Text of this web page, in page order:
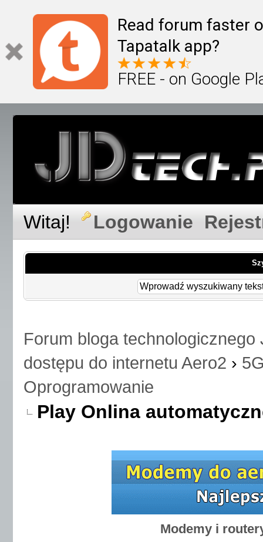
Read forum faster
Tapatalk app?
FREE - on Google
Witaj! Logowanie
Forum bloga technologicznego
dostępu do internetu Aero2 ›
Oprogramowanie
Play Onlina
Modemy i